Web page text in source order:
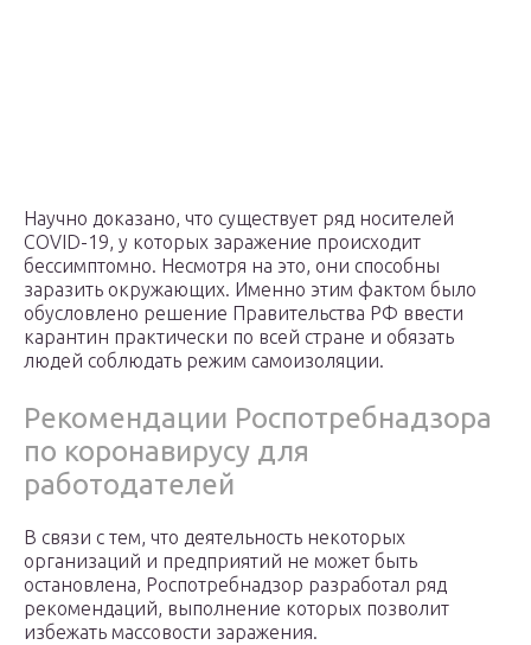
Научно доказано, что существует ряд носителей
COVID-19, у которых заражение происходит
бессимптомно. Несмотря на это, они способны
заразить окружающих. Именно этим фактом было
обусловлено решение Правительства РФ ввести
карантин практически по всей стране и обязать
людей соблюдать режим самоизоляции.
Рекомендации Роспотребнадзора
по коронавирусу для
работодателей
В связи с тем, что деятельность некоторых
организаций и предприятий не может быть
остановлена, Роспотребнадзор разработал ряд
рекомендаций, выполнение которых позволит
избежать массовости заражения.